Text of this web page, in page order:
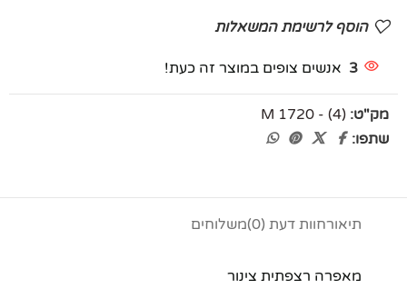
הוסף לרשימת המשאלות
3 אנשים צופים במוצר זה כעת!
מק"ט: M 1720 - (4)
שתפו:
תיאורחוות דעת (0) משלוחים
מאפרה רצפתית צינור